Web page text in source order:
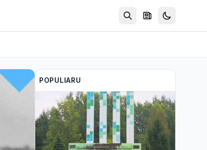
POPULIARU